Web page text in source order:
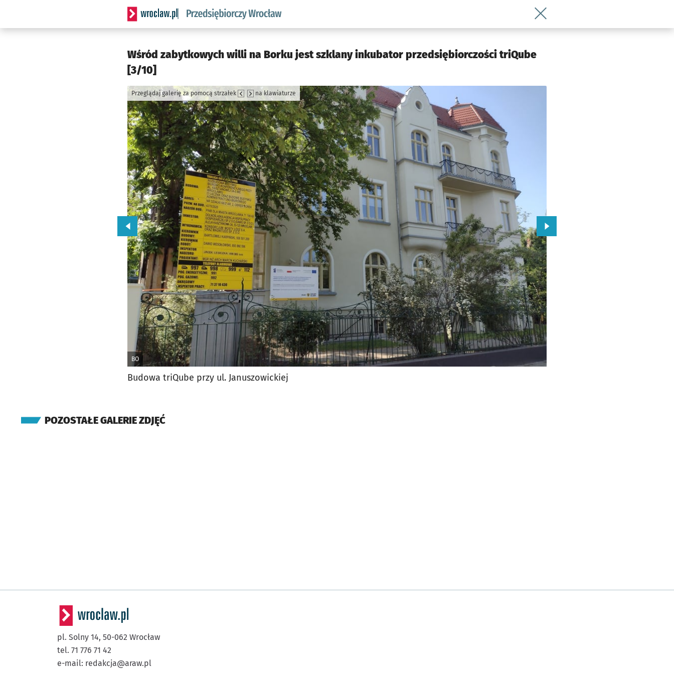
Serwis informacyjny wroclaw.pl podserwis: Strategia rozwoju przedsiębiorczości miasta Wrocławia
Wróć do artykułu Wśród
Wśród zabytkowych willi na Borku jest szklany inkubator przedsiębiorczości triQube
[3/10]
BO
Przeglądaj galerię za pomocą strzałek na klawiaturze
Przejdź do poprzedniego zdjęcia. Przejdź do kolejnego zdjęcia.
Budowa triQube przy ul. Januszowickiej
POZOSTAŁE GALERIE ZDJĘĆ
pl. Solny 14, 50-062 Wrocław
tel. 71 776 71 42
e-mail: redakcja@araw.pl